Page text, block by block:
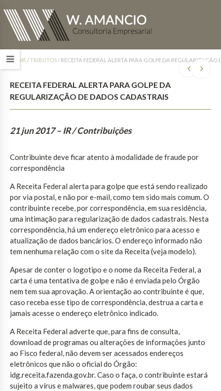
HOME/TRIBUTOS/ RECEITA FEDERAL ALERTA PARA GOLPE DA REGULARIZAÇÃO
RECEITA FEDERAL ALERTA PARA GOLPE DA
REGULARIZAÇÃO DE DADOS CADASTRAIS
21 jun 2017 – IR / Contribuições
Contribuinte deve ficar atento à modalidade de fraude por
correspondência
A Receita Federal alerta para golpe que está sendo realizado
por via postal, e não por e-mail, como tem sido mais comum. O
contribuinte recebe, por correspondência, em sua residência,
uma intimação para regularização de dados cadastrais. Nesta
correspondência, há um endereço eletrônico para acesso e
atualização de dados bancários. O endereço informado não
tem nenhuma relação com o site da Receita (veja modelo).
Apesar de conter o logotipo e o nome da Receita Federal, a
carta é uma tentativa de golpe e não é enviada pelo Órgão
nem tem sua aprovação. A orientação ao contribuinte é que,
caso receba esse tipo de correspondência, destrua a carta e
jamais acesse o endereço eletrônico indicado.
A Receita Federal adverte que, para fins de consulta,
download de programas ou alterações de informações junto
ao Fisco federal, não devem ser acessados endereços
eletrônicos que não o oficial do Órgão:
idg.receita.fazenda.gov.br. Caso o faça, o contribuinte estará
sujeito a vírus e malwares, que podem roubar seus dados